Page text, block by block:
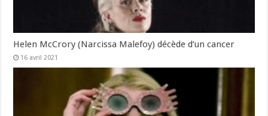
Helen McCrory (Narcissa Malefoy) décède d’un cancer
16 avril 2021